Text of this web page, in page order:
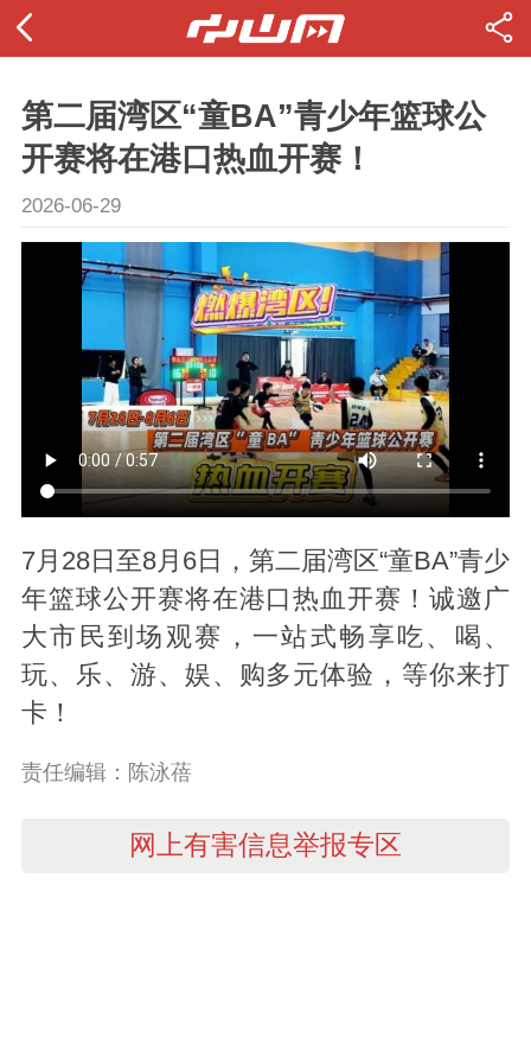
第二届湾区“童BA”青少年篮球公
开赛将在港口热血开赛！
2026-06-29
7月28日至8月6日，第二届湾区“童BA”青少
年篮球公开赛将在港口热血开赛！诚邀广
大市民到场观赛，一站式畅享吃、喝、
玩、乐、游、娱、购多元体验，等你来打
卡！
责任编辑：陈泳蓓
网上有害信息举报专区